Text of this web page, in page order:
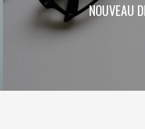
NOUVEAU